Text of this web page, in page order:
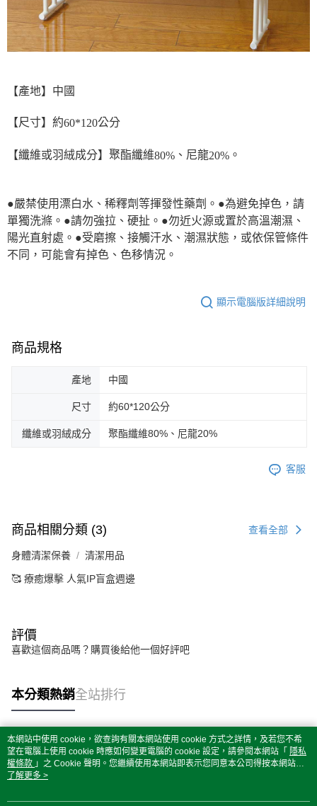
【產地】中國
【尺寸】約60*120公分
【纖維或羽絨成分】聚酯纖維80% 、尼龍20% 。
●嚴禁使用漂白水、稀釋劑等揮發性藥劑。●為避免掉色，請
單獨洗滌。●請勿強拉、硬扯。●勿近火源或置於高溫潮濕、
陽光直射處。●受磨擦、接觸汗水、潮濕狀態，或依保管條件
不同，可能會有掉色、色移情況。
顯示電腦版詳細說明
商品規格
產地 中國
尺寸 約60*120公分
纖維或羽絨成分 聚酯纖維80%、尼龍20%
客服
商品相關分類 (3) 查看全部
身體清潔保養 清潔用品
🥰 療癒爆擊 人氣IP盲盒週邊
評價
喜歡這個商品嗎？購買後給他一個好評吧
本分類熱銷全站排行
熱門標籤
本網站中使用 cookie，欲查詢有關本網站使用 cookie 方式之詳情，及若您不希
望在電腦上使用 cookie 時應如何變更電腦的 cookie 設定，請參閱本網站「 隱私
權條款 」之 Cookie 聲明。您繼續使用本網站即表示您同意本公司得按本網站使
用條款之 Cookie 聲明使用 cookie。
了解更多 >